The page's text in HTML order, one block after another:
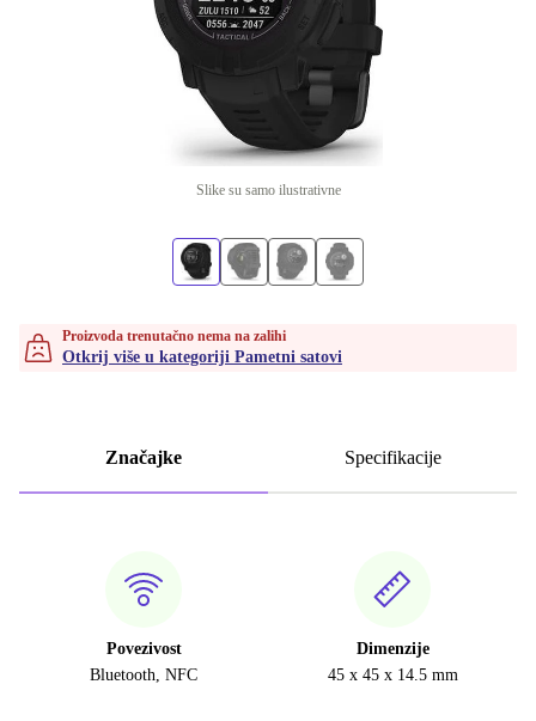
Slike su samo ilustrativne
Proizvoda trenutačno nema na zalihi
Otkrij više u kategoriji Pametni satovi
Značajke Specifikacije
Povezivost
Bluetooth, NFC
Dimenzije
45 x 45 x 14.5 mm